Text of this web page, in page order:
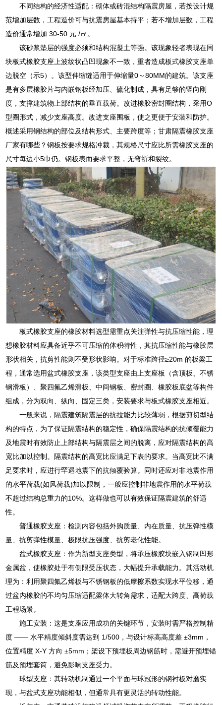
不同结构的经济性适配：砌体或砖混结构隔震房屋，若按设计规
范增加层数，工程造价可与抗震房屋基本持平；若不增加层数，工程
造价通常增加 30-50 元 /㎡。
该砂浆垫层的强度必须和结构混凝土等强。该现象轻者表现在同
块板式橡胶支座上波纹状凸凹现象不一致，重者造成板式橡胶支座单
边脱空（示5）。该型伸缩缝适用于伸缩量0～80MM的建筑。该支座
是有多层橡胶片与内嵌钢板经加压、硫化制成，具有足够的竖向刚
度，支撑建筑物上部结构的垂直载荷。改进橡胶密封圈结构，采用O
型圈形式，减少支座高度。改进支座围板，使之更便于安装和防护。
概述采用钢结构的部位及结构形式、主要跨度等；甘肃隔震橡胶支座
厂家有哪些？钢板按要求规格冲裁，其规格尺寸应比所需橡胶支座的
尺寸每边小5巾仍。钢板表而要求平整，无弯祈和裂纹。
板式橡胶支座的橡胶材料选型需重点关注弹性与抗压缩性能，理
想橡胶材料应具备近乎不可压缩的体积特性，其抗压缩性能与橡胶层
形状相关，抗剪性能则不受形状影响。对于标准跨径≥20m 的板梁工
程，通常选用盆式橡胶支座，该类型支座由上支座板（含顶板、不锈
钢滑板）、聚四氟乙烯滑板、中间钢板、密封圈、橡胶板底盆等构件
组成，分为双向、纵向、固定三类，安装要求与板式橡胶支座相近。
一般来说，隔震建筑隔震层的抗拉能力比较薄弱，根据剪切型结
构的特点，为了保证隔震结构的稳定性，确保隔震结构的抗倾覆能力
及地震时有效防止上部结构与隔震层之间的脱离，应对隔震结构的高
宽比加以控制。隔震结构的高宽比应满足下表的要求。当高宽比不满
足要求时，应进行罕遇地震下的抗倾覆验算。同时还应对非地震作用
的水平荷载(如风荷载)加以限制，一般应控制非地震作用的水平荷载
不超过结构总重力的10%。这样做也可以有效保证隔震建筑的舒适
性。
普通橡胶支座：检测内容包括外购质量、内在质量、抗压弹性模
量、抗剪弹性模量、极限抗压强度、抗剪老化性能。
盆式橡胶支座：作为新型支座类型，将承压橡胶块嵌入钢制凹形
金属盆，使橡胶处于有侧限受压状态，大幅提升承载能力。其活动机
理为：利用聚四氟乙烯板与不锈钢板的低摩擦系数实现水平位移，通
过盆内橡胶的不均匀压缩适配梁体大转角需求，适配大跨度、高荷载
工程场景。
施工安装：这是支座应用成功的关键环节，安装时需严格控制精
度 —— 水平精度倾斜度需达到 1/500，与设计标高高度差 ±3mm，
位置精度 X-Y 方向 ±5mm；架设下预埋板周边钢筋时，需避开预埋锚
筋及预埋套筒，避免影响支座受力。
球型支座：其转动机制通过一个平面与球冠形的钢衬板对磨实
现，与盆式支座功能相似，但通常具有更灵活的转动性能。